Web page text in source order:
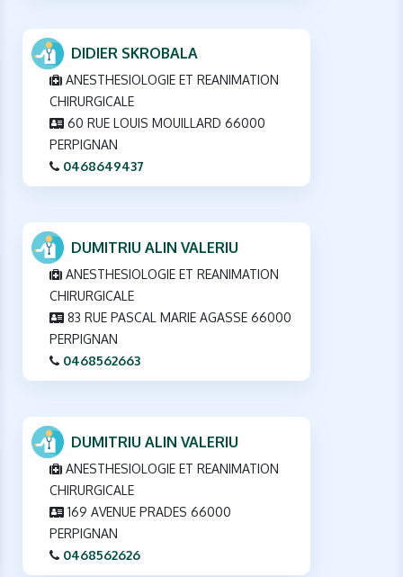
DIDIER SKROBALA
ANESTHESIOLOGIE ET REANIMATION
CHIRURGICALE
60 RUE LOUIS MOUILLARD 66000
PERPIGNAN
0468649437
DUMITRIU ALIN VALERIU
ANESTHESIOLOGIE ET REANIMATION
CHIRURGICALE
83 RUE PASCAL MARIE AGASSE 66000
PERPIGNAN
0468562663
DUMITRIU ALIN VALERIU
ANESTHESIOLOGIE ET REANIMATION
CHIRURGICALE
169 AVENUE PRADES 66000
PERPIGNAN
0468562626